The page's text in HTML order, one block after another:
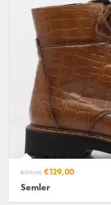
€215,00 €129,00
Semler